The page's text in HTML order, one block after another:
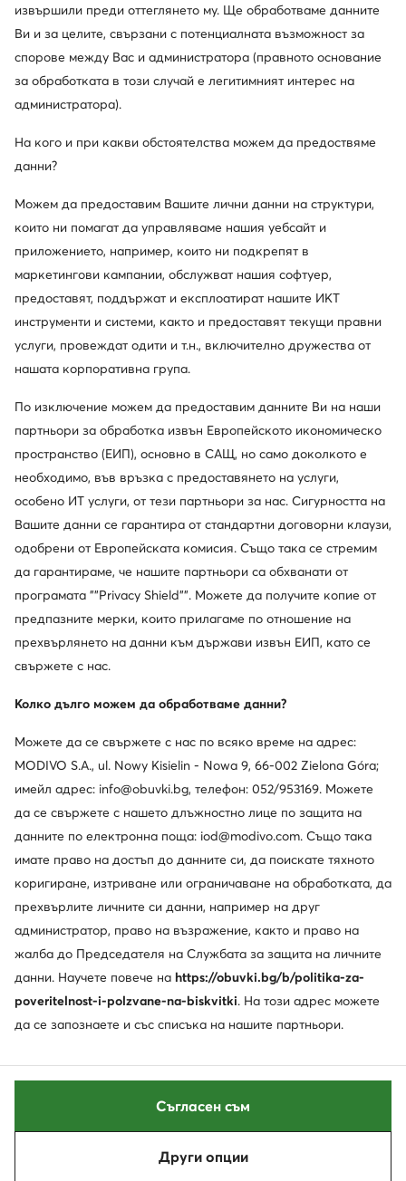
30 дни за връщане за членовете на клуба
14 дни за останалите
10% кешбек в MODIVOclub GOLD
промоция и разпродажба
Смени държавата: България (BG)
Изтеглете приложение
За нас
Информации
© obuvki.bg 2026
Регламент
Промени настройките
Политика за поверителност
извършили преди оттеглянето му. Ще обработваме данните
Ви и за целите, свързани с потенциалната възможност за
спорове между Вас и администратора (правното основание
за обработката в този случай е легитимният интерес на
администратора).
На кого и при какви обстоятелства можем да предоствяме
данни?
Можем да предоставим Вашите лични данни на структури,
които ни помагат да управляваме нашия уебсайт и
приложението, например, които ни подкрепят в
маркетингови кампании, обслужват нашия софтуер,
предоставят, поддържат и експлоатират нашите ИКТ
инструменти и системи, както и предоставят текущи правни
услуги, провеждат одити и т.н., включително дружества от
нашата корпоративна група.
По изключение можем да предоставим данните Ви на наши
партньори за обработка извън Европейското икономическо
пространство (ЕИП), основно в САЩ, но само доколкото е
необходимо, във връзка с предоставянето на услуги,
особено ИТ услуги, от тези партньори за нас. Сигурността на
Вашите данни се гарантира от стандартни договорни клаузи,
одобрени от Европейската комисия. Също така се стремим
да гарантираме, че нашите партньори са обхванати от
програмата ""Privacy Shield"". Можете да получите копие от
предпазните мерки, които прилагаме по отношение на
прехвърлянето на данни към държави извън ЕИП, като се
свържете с нас.
Колко дълго можем да обработваме данни?
Можете да се свържете с нас по всяко време на адрес:
MODIVO S.A., ul. Nowy Kisielin - Nowa 9, 66-002 Zielona Góra;
имейл адрес: info@obuvki.bg, телефон: 052/953169. Можете
да се свържете с нашето длъжностно лице по защита на
данните по електронна поща: iod@modivo.com. Също така
имате право на достъп до данните си, да поискате тяхното
коригиране, изтриване или ограничаване на обработката, да
прехвърлите личните си данни, например на друг
администратор, право на възражение, както и право на
жалба до Председателя на Службата за защита на личните
данни. Научете повече на https://obuvki.bg/b/politika-za-
poveritelnost-i-polzvane-na-biskvitki. На този адрес можете
да се запознаете и със списъка на нашите партньори.
Други опции
Съгласен съм